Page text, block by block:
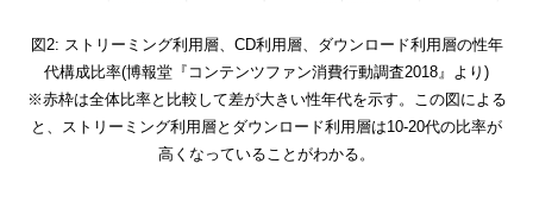
図2: ストリーミング利用層、CD利用層、ダウンロード利用層の性年
代構成比率(博報堂『コンテンツファン消費行動調査2018』より)
※赤枠は全体比率と比較して差が大きい性年代を示す。この図による
と、ストリーミング利用層とダウンロード利用層は10-20代の比率が
高くなっていることがわかる。